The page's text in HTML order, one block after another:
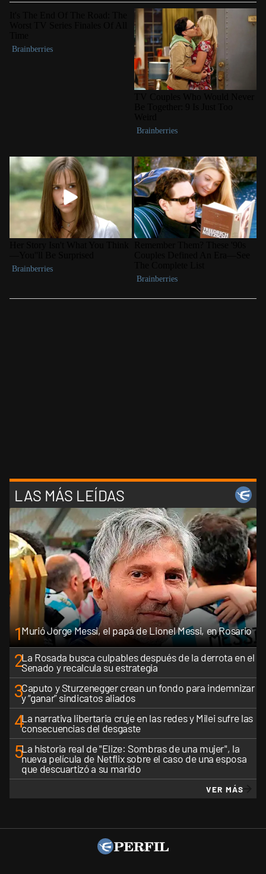
LAS MÁS LEÍDAS
1Murió Jorge Messi, el papá de Lionel Messi, en Rosario
2La Rosada busca culpables después de la derrota en el
Senado y recalcula su estrategia
3Caputo y Sturzenegger crean un fondo para indemnizar
y “ganar” sindicatos aliados
4La narrativa libertaria cruje en las redes y Milei sufre las
consecuencias del desgaste
5La historia real de "Elize: Sombras de una mujer", la
nueva película de Netflix sobre el caso de una esposa
que descuartizó a su marido
VER MÁS